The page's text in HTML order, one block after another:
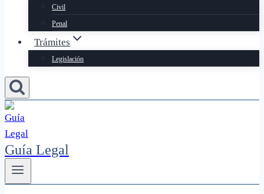
Civil
Penal
Trámites
Legislación
Guía Legal